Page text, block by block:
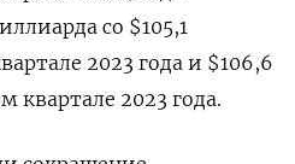
со $105,1
2023 года и $106,6
квартале 2023 года.